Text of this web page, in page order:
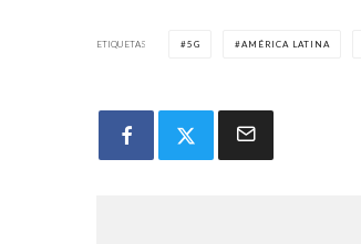
ETIQUETAS 5G AMÉRICA LATINA